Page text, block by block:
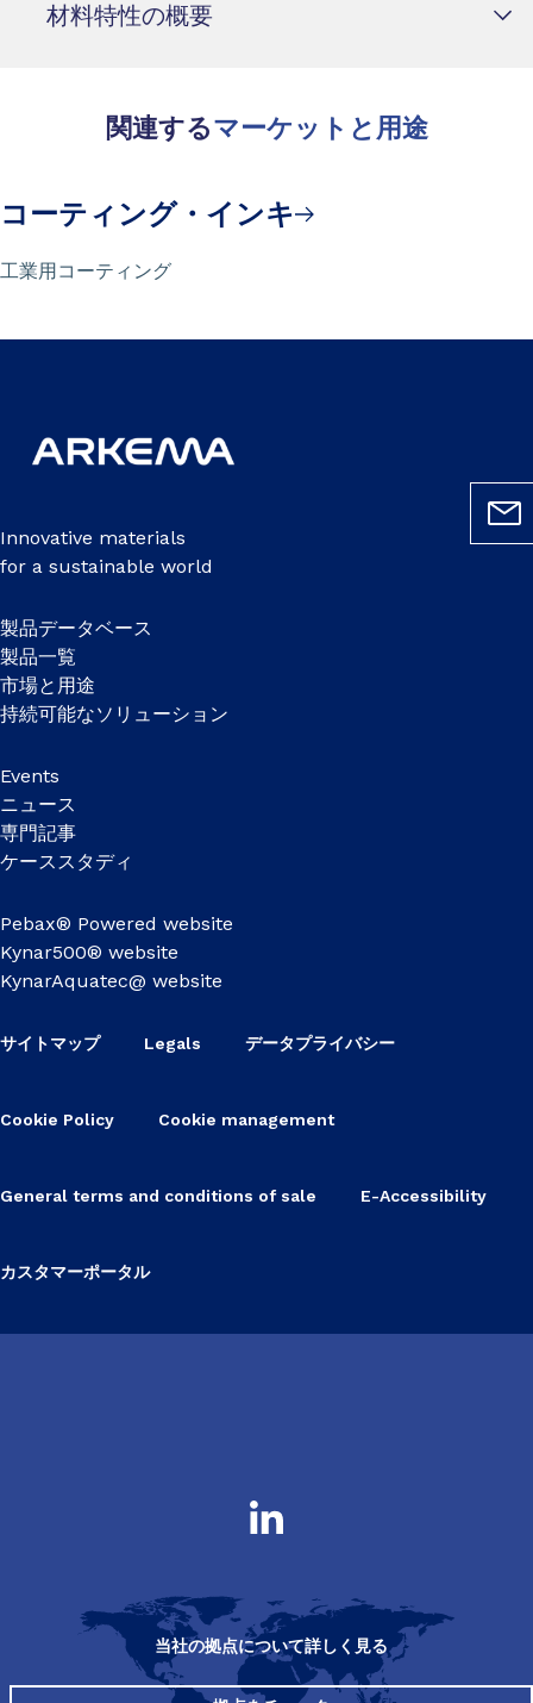
材料特性の概要
関連するマーケットと用途
コーティング・インキ
工業用コーティング
Innovative materials
for a sustainable world
製品データベース
製品一覧
市場と用途
持続可能なソリューション
Events
ニュース
専門記事
ケーススタディ
Pebax® Powered website
Kynar500® website
KynarAquatec@ website
サイトマップ Legals データプライバシー
Cookie Policy Cookie management
General terms and conditions of sale E-Accessibility
カスタマーポータル
当社の拠点について詳しく見る